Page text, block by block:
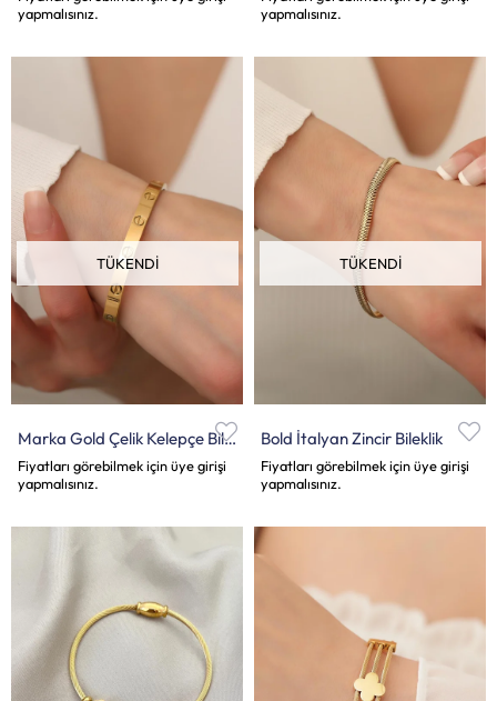
yapmalısınız.
yapmalısınız.
TÜKENDI
Marka Gold Çelik Kelepçe Bileklik
Fiyatları görebilmek için üye girişi
yapmalısınız.
TÜKENDI
Bold İtalyan Zincir Bileklik
Fiyatları görebilmek için üye girişi
yapmalısınız.